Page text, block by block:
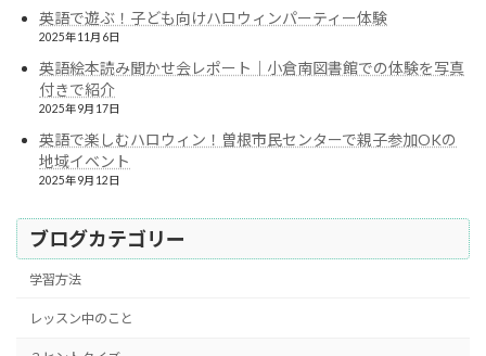
英語で遊ぶ！子ども向けハロウィンパーティー体験
2025年11月6日
英語絵本読み聞かせ会レポート｜小倉南図書館での体験を写真
付きで紹介
2025年9月17日
英語で楽しむハロウィン！曽根市民センターで親子参加OKの
地域イベント
2025年9月12日
ブログカテゴリー
学習方法
レッスン中のこと